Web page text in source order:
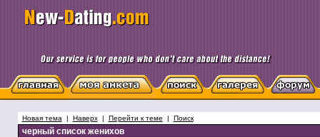
Новая тема | Наверх| Перейти к теме | Поиск
черный список женихов